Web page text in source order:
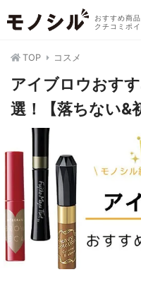
おすすめ商
クチコミポ
TOP コスメ
アイブロウおす
選！【落ちない&